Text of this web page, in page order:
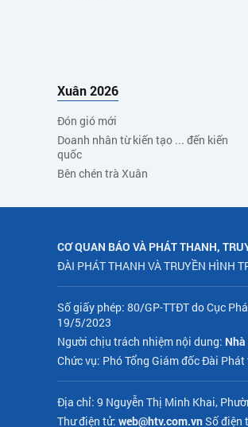
Xuân 2026
Đón gió mới
Doanh nhân từ kiến tạo ... đến kiến
quốc
Bên chén trà Xuân
CƠ QUAN BÁO VÀ PHÁT THANH,
ĐÀI PHÁT THANH VÀ TRUYỀN HÌNH
Số giấy phép: 80/GP-TTĐT do Cục
19/5/2023
Người chịu trách nhiệm nội dung:
Chức vụ: Phó Tổng Giám đốc Đài
Địa chỉ: 9 Nguyễn Thị Minh Khai,
Thư điện tử: web@htv.com.vnSố điện